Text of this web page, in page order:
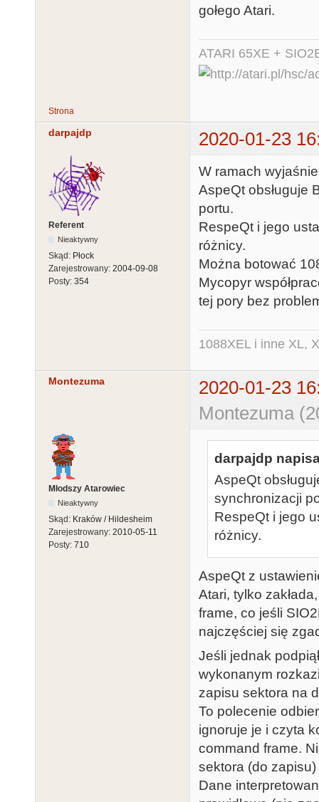
gołego Atari.
ATARI 65XE +
Strona
darpajdp 2020-01-23
Referent
Nieaktywny
Skąd: Płock
Zarejestrowany: 2004-09-08
Posty: 354
W ramach
AspeQt obsługuje
portu.
RespeQt i jego
różnicy.
Można botować
Mycopyr
tej pory bez
1088XEL i inne XL,
Montezuma
2020-01-23
Montezuma
Młodszy Atarowiec
Nieaktywny
Skąd: Kraków / Hildesheim
Zarejestrowany: 2010-05-11
Posty: 710
darpajdp
AspeQt
synchronizacji
RespeQt i jego
różnicy.
AspeQt z
Atari, tylko
frame, co jeśli
najczęściej się
Jeśli jednak
wykonanym
zapisu sektora na
To polecenie
ignoruje je i czyta
command frame.
sektora (do
Dane